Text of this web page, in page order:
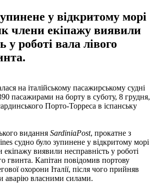
у відкритому морі
члени екіпажу виявили
у роботі вала лівого
на італійському пасажирському судні
пасажирами на борту в суботу, 8 грудня,
Порто-Торреса в іспанську
видання SardiniaPost, прокатне з
судно було зупинене у відкритому морі
екіпажу виявили несправність у роботі
гвинта. Капітан повідомив портову
охорони Італії, після чого прийняв
аварію власними силами.